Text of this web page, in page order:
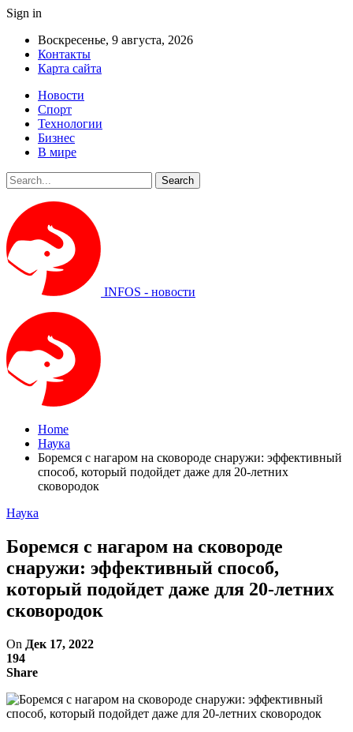
Sign in
Воскресенье, 9 августа, 2026
Контакты
Карта сайта
Новости
Спорт
Технологии
Бизнес
В мире
INFOS - новости
Home
Наука
Боремся с нагаром на сковороде снаружи: эффективный
способ, который подойдет даже для 20-летних
сковородок
Наука
Боремся с нагаром на сковороде
снаружи: эффективный способ,
который подойдет даже для 20-летних
сковородок
On Дек 17, 2022
194
Share